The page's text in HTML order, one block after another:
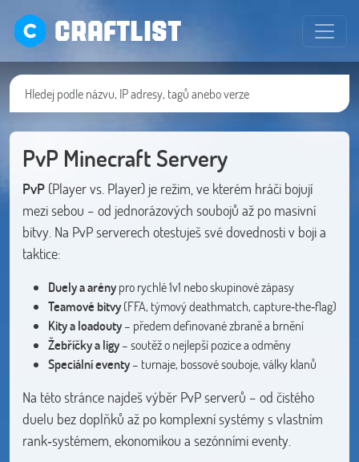
CRAFTLIST
PvP Minecraft Servery
PvP (Player vs. Player) je režim, ve kterém hráči bojují
mezi sebou – od jednorázových soubojů až po masivní
bitvy. Na PvP serverech otestuješ své dovednosti v boji a
taktice:
Duely a arénypro rychlé 1v1 nebo skupinové zápasy
Teamové bitvy(FFA, týmový deathmatch, capture‑the‑flag)
Kity a loadouty– předem definované zbraně a brnění
Žebříčky a ligy– soutěž o nejlepší pozice a odměny
Speciální eventy– turnaje, bossové souboje, války klanů
Na této stránce najdeš výběr PvP serverů – od čistého
duelu bez doplňků až po komplexní systémy s vlastním
rank‑systémem, ekonomikou a sezónními eventy.